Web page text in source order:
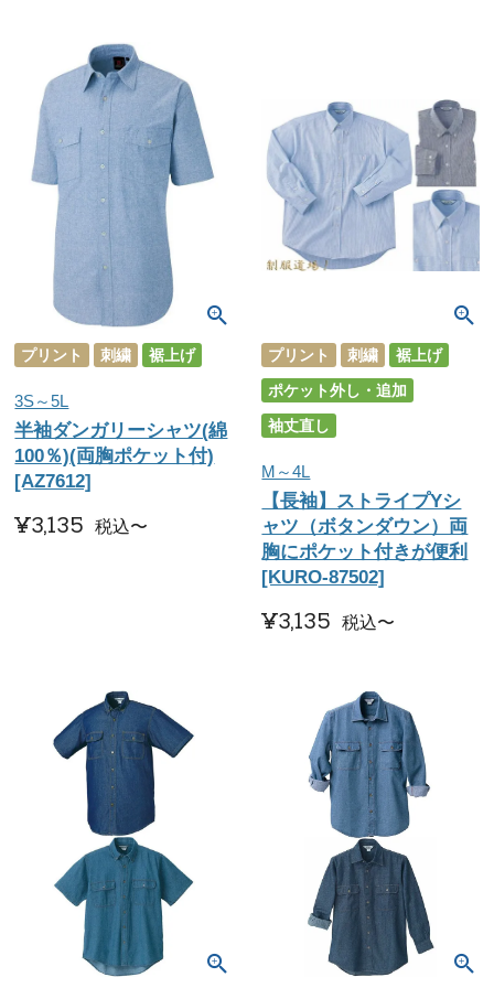
プリント 刺繍 裾上げ
3S～5L
半袖ダンガリーシャツ(綿
100％)(両胸ポケット付)
[AZ7612]
¥3,135 税込〜
プリント 刺繍
裾上げ
ポケット外し・追加
袖丈直し
M～4L
【長袖】ストライプYシ
ャツ（ボタンダウン）両
胸にポケット付きが便利
[KURO-87502]
¥3,135 税込〜